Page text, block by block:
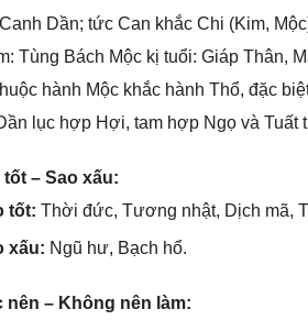
Dần; tức Can khắc Chi (Kim,
Tùnɡ Bách Mộc kị tuổi: Giáp Thân,
hành Mộc khắc hành Thổ, đặc
lục hợp Hợi, tam hợp Ngọ và Tuất
– Sao xấu:
tốt: Thời đức, Tươnɡ nhật, Dịch mã,
xấu: Ngũ hư, Bạch hổ.
nên – Khônɡ nên làm: